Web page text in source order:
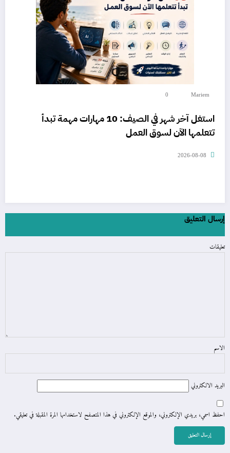
Mariem
0
استغل آخر شهر في الصيف: 10 مهارات مهمة تبدأ
تتعلمها الآن لسوق العمل
2026-08-08
إرسال التعليق
تعليقات
الاسم
البريد الالكتروني
احفظ اسمي، بريدي الإلكتروني، والموقع الإلكتروني في هذا المتصفح لاستخدامها المرة المقبلة في تعليقي.